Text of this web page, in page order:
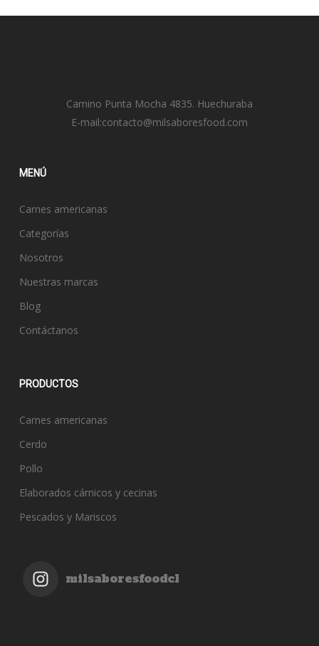
Camino Punta Mocha 4835. Huechuraba
E-mail:contacto@milsaboresfood.com
MENÚ
Carnes americanas
Categorías
Nosotros
Nuestras marcas
Blog
Contáctanos
PRODUCTOS
Carnes americanas
Cerdo
Pollo
Elaborados cárnicos y cecinas
Pescados y Mariscos
milsaboresfoodcl